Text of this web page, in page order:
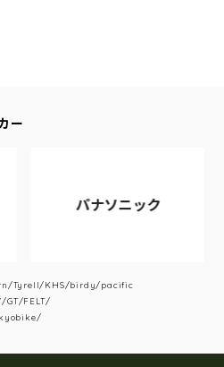
ー
パナソニック
Tyrell/KHS/birdy/pacific
GT/FELT/